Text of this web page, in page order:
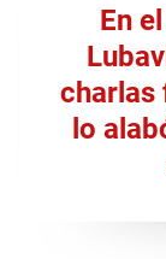
En
charlas
lo